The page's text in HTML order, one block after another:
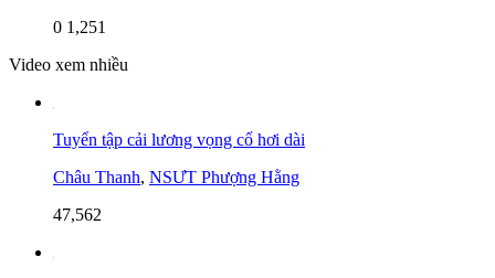
0 1,251
Video xem nhiều
Tuyển tập cải lương vọng cổ hơi dài
Châu Thanh, NSƯT Phượng Hằng
47,562